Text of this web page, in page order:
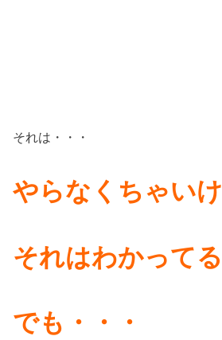
それは・・・
やらなくちゃいけ
それはわかってる
でも・・・